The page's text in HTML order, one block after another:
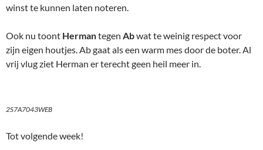
winst te kunnen laten noteren.
Ook nu toont Hermantegen Abwat te weinig respect voor
zijn eigen houtjes. Ab gaat als een warm mes door de boter. Al
vrij vlug ziet Herman er terecht geen heil meer in.
2S7A7043WEB
Tot volgende week!